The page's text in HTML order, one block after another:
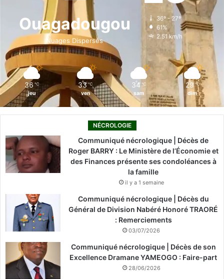
o
k
i
n
g
r
k
Ouagadougou
Nuages Dispersés
36º - 27º
61%
2.51 km/h
36 ℃
jeu
33 ℃
ven
34 ℃
sam
29 ℃
dim
NÉCROLOGIE
Communiqué nécrologique | Décès de
Roger BARRY : Le Ministère de l’Économie et
des Finances présente ses condoléances à
la famille
il y a 1 semaine
Communiqué nécrologique | Décès du
Général de Division Nabéré Honoré TRAORÉ
: Remerciements
03/07/2026
Communiqué nécrologique | Décès de son
Excellence Dramane YAMEOGO : Faire-part
28/06/2026